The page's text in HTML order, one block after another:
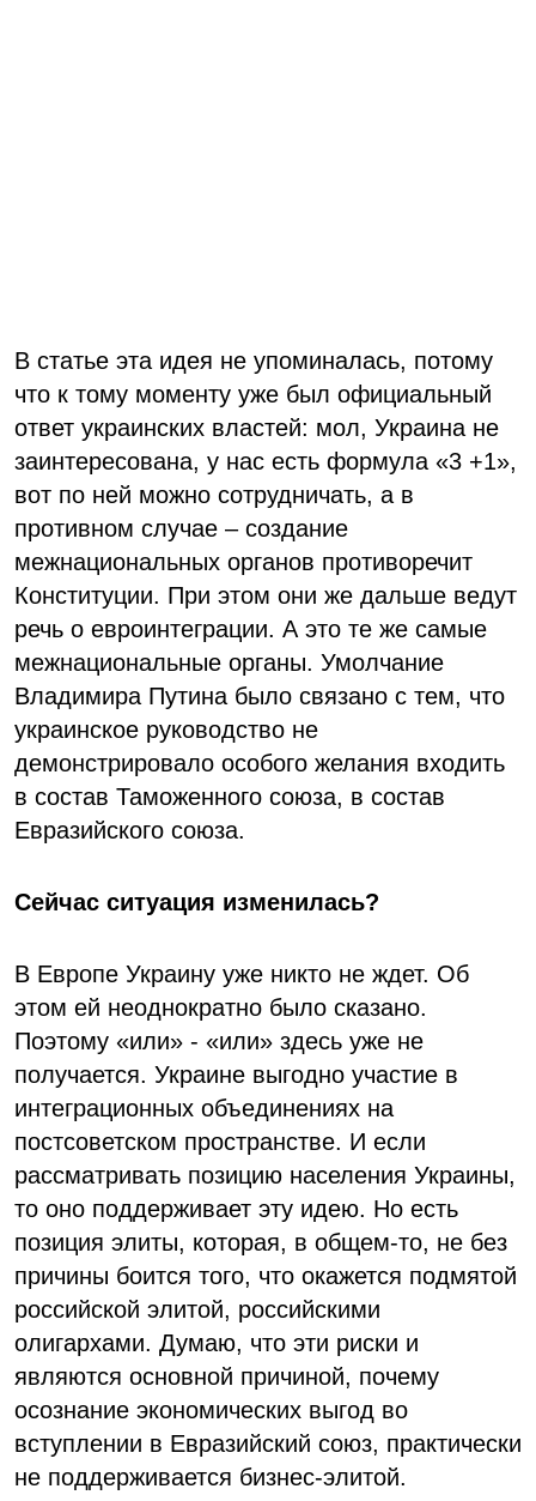
В статье эта идея не упоминалась, потому
что к тому моменту уже был официальный
ответ украинских властей: мол, Украина не
заинтересована, у нас есть формула «3 +1»,
вот по ней можно сотрудничать, а в
противном случае – создание
межнациональных органов противоречит
Конституции. При этом они же дальше ведут
речь о евроинтеграции. А это те же самые
межнациональные органы. Умолчание
Владимира Путина было связано с тем, что
украинское руководство не
демонстрировало особого желания входить
в состав Таможенного союза, в состав
Евразийского союза.
Сейчас ситуация изменилась?
В Европе Украину уже никто не ждет. Об
этом ей неоднократно было сказано.
Поэтому «или» - «или» здесь уже не
получается. Украине выгодно участие в
интеграционных объединениях на
постсоветском пространстве. И если
рассматривать позицию населения Украины,
то оно поддерживает эту идею. Но есть
позиция элиты, которая, в общем-то, не без
причины боится того, что окажется подмятой
российской элитой, российскими
олигархами. Думаю, что эти риски и
являются основной причиной, почему
осознание экономических выгод во
вступлении в Евразийский союз, практически
не поддерживается бизнес-элитой.